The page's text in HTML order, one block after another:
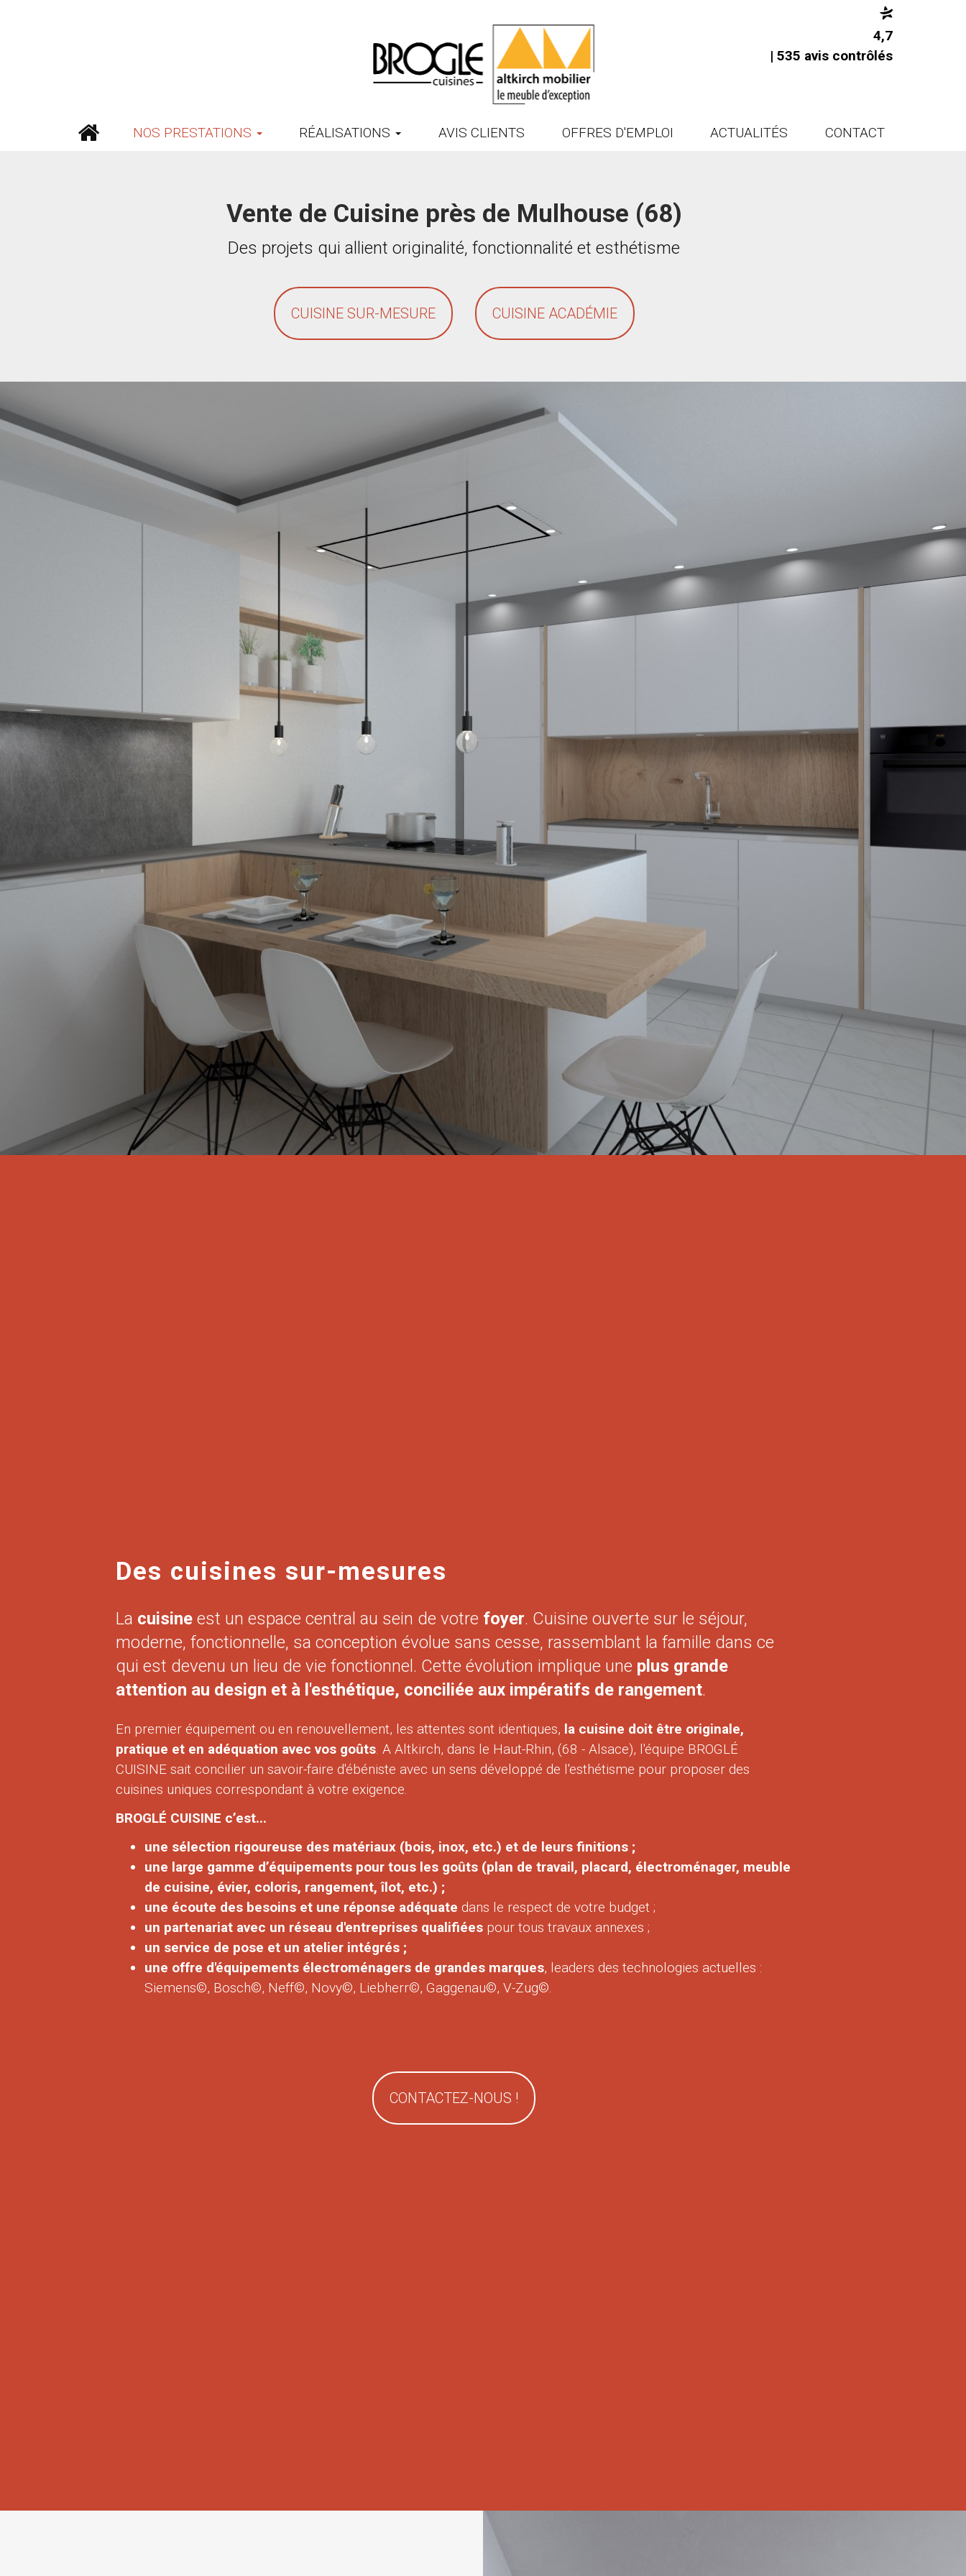
4,7
| 535 avis contrôlés
NOS PRESTATIONS RÉALISATIONS AVIS CLIENTS OFFRES D'EMPLOI ACTUALITÉS CONTACT
Vente de Cuisine près de Mulhouse (68)
Des projets qui allient originalité, fonctionnalité et esthétisme
CUISINE SUR-MESURE CUISINE ACADÉMIE
Des cuisines sur-mesures
La cuisine est un espace central au sein de votre foyer. Cuisine ouverte sur le séjour,
moderne, fonctionnelle, sa conception évolue sans cesse, rassemblant la famille dans ce
qui est devenu un lieu de vie fonctionnel. Cette évolution implique une plus grande
attention au design et à l'esthétique, conciliée aux impératifs de rangement.
En premier équipement ou en renouvellement, les attentes sont identiques, la cuisine doit être originale,
pratique et en adéquation avec vos goûts. A Altkirch, dans le Haut-Rhin, (68 - Alsace), l'équipe BROGLÉ
CUISINE sait concilier un savoir-faire d'ébéniste avec un sens développé de l'esthétisme pour proposer des
cuisines uniques correspondant à votre exigence.
BROGLÉ CUISINE c’est...
une sélection rigoureuse des matériaux (bois, inox, etc.) et de leurs finitions ;
une large gamme d’équipements pour tous les goûts (plan de travail, placard, électroménager, meuble
de cuisine, évier, coloris, rangement, îlot, etc.) ;
une écoute des besoins et une réponse adéquate dans le respect de votre budget ;
un partenariat avec un réseau d'entreprises qualifiées pour tous travaux annexes ;
un service de pose et un atelier intégrés ;
une offre d'équipements électroménagers de grandes marques, leaders des technologies actuelles :
Siemens©, Bosch©, Neff©, Novy©, Liebherr©, Gaggenau©, V-Zug©.
CONTACTEZ-NOUS !